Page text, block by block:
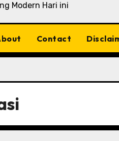
Modern Hari ini
Contact